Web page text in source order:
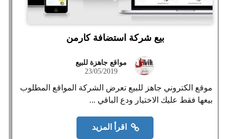
بيع شركة استضافة كارمن
مواقع جاهزة للبيع
23/05/2019
موقع الكتروني جاهز للبيع تعرض الشركة المواقع المطلوب
بيعها فقط عليك الاختيار ودع الباقي ...
اقرأ المزيد